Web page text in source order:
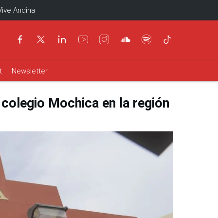
Andina
Newsletter
Mochica en la región